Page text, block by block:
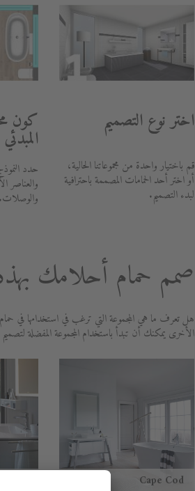
اختر نوع التصميم
قم باختيار واحدة من مجموعاتنا الحالية،
أو اختر أحد الحمامات المصممة باحترافية
لبدء التصميم.
كون
المبدئي
حدد
والعناصر
والوصلات.
صمم حمام أحلامك
هل تعرف ما هي المجموعة التي ترغب في استخدامها في
الأخرى يمكنك أن تبدأ باستخدام المجموعة المفضلة
Cape Cod